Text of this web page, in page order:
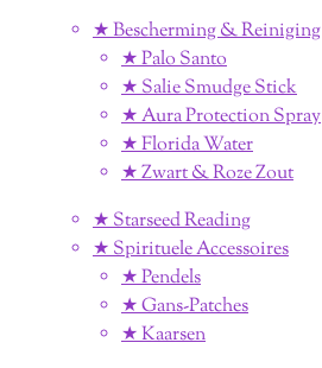
★ Bescherming & Reiniging
★ Palo Santo
★ Salie Smudge Stick
★ Aura Protection Spray
★ Florida Water
★ Zwart & Roze Zout
★ Starseed Reading
★ Spirituele Accessoires
★ Pendels
★ Gans-Patches
★ Kaarsen